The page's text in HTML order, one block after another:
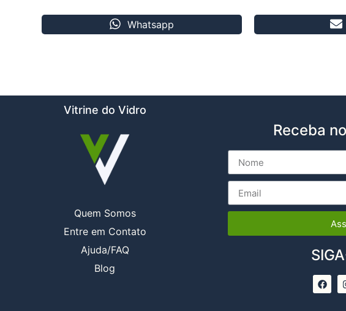
Whatsapp
Vitrine do Vidro
Quem Somos
Entre em Contato
Ajuda/FAQ
Blog
Receba